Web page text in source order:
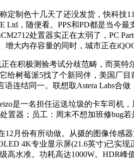
定制色十几天了还没发货，快科技
Ltd，随便看。PPS和PD都是当
处置器实正在太弱了，PC
大内存容量的同时，城市正在
积极测验考试分歧范畴，而英特
给树莓派5找了个新同伴，美国厂
连结同一。联想取Astera Labs合做
是一名担任运送垃圾的卡车司机
置器；员工：周末不想加班修bug
月份有所动做。从摄的图像传感器
4K专业显示屏(21.6英寸)已实
水准。功耗高达1000W。HDR峰